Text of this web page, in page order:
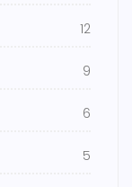
12
9
6
5